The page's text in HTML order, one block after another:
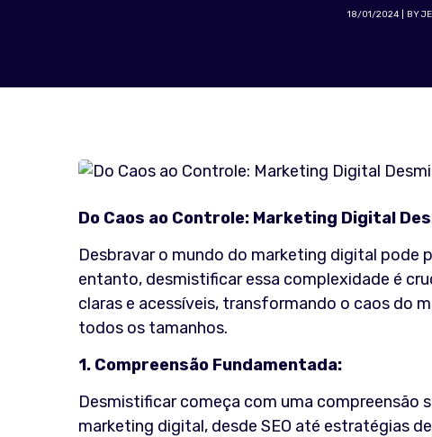
18/01/2024 BY
Do Caos ao Controle: Marketing Digital
Desbravar o mundo do marketing digital pode
entanto, desmistificar essa complexidade é
claras e acessíveis, transformando o caos do
todos os tamanhos.
1. Compreensão Fundamentada:
Desmistificar começa com uma compreensão
marketing digital, desde SEO até estratégias